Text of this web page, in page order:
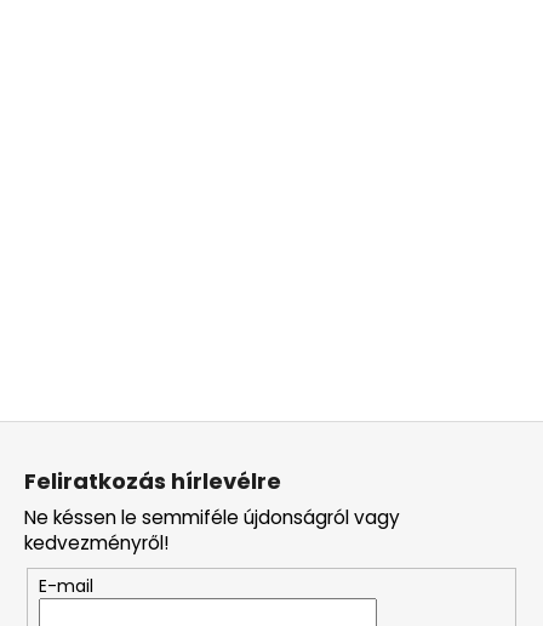
Feliratkozás hírlevélre
Ne késsen le semmiféle újdonságról vagy
kedvezményről!
E-mail